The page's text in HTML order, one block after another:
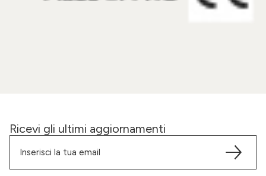
Ricevi gli ultimi aggiornamenti